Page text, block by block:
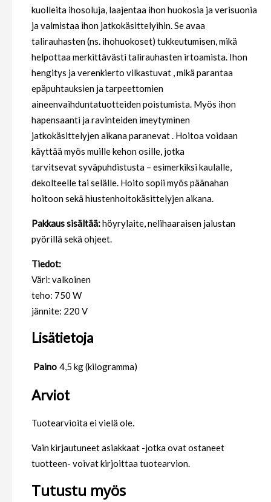
kuolleita ihosoluja, laajentaa ihon huokosia ja verisuonia
javalmistaa ihon jatkokäsittelyihin.Se avaa
talirauhasten(ns. ihohuokoset) tukkeutumisen, mikä
helpottaa merkittävästi talirauhasten irtoamista. Ihon
hengitys ja verenkierto vilkastuvat , mikä parantaa
epäpuhtauksien ja tarpeettomien
aineenvaihduntatuotteiden poistumista. Myös ihon
hapensaanti jaravinteiden imeytyminen
jatkokäsittelyjen aikana paranevat. Hoitoa voidaan
käyttää myös muille kehon osille, jotka
tarvitsevatsyväpuhdistusta – esimerkiksi kaulalle,
dekolteelle tai selälle. Hoito sopii myös päänahan
hoitoon sekä hiustenhoitokäsittelyjen aikana.
Pakkaus sisältää:höyrylaite, nelihaaraisen jalustan
pyörillä sekä ohjeet.
Tiedot:
Väri: valkoinen
teho: 750 W
jännite: 220 V
Lisätietoja
Paino 4,5 kg (kilogramma)
Arviot
Tuotearvioita ei vielä ole.
Vain kirjautuneet asiakkaat -jotka ovat ostaneet
tuotteen- voivat kirjoittaa tuotearvion.
Tutustu myös